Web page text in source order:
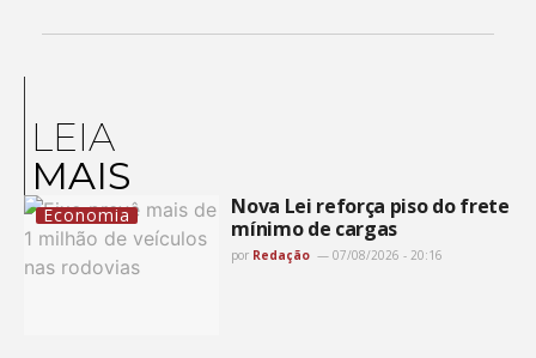
LEIA
MAIS
Economia
Nova Lei reforça piso do frete
mínimo de cargas
por Redação 07/08/2026 - 20:16